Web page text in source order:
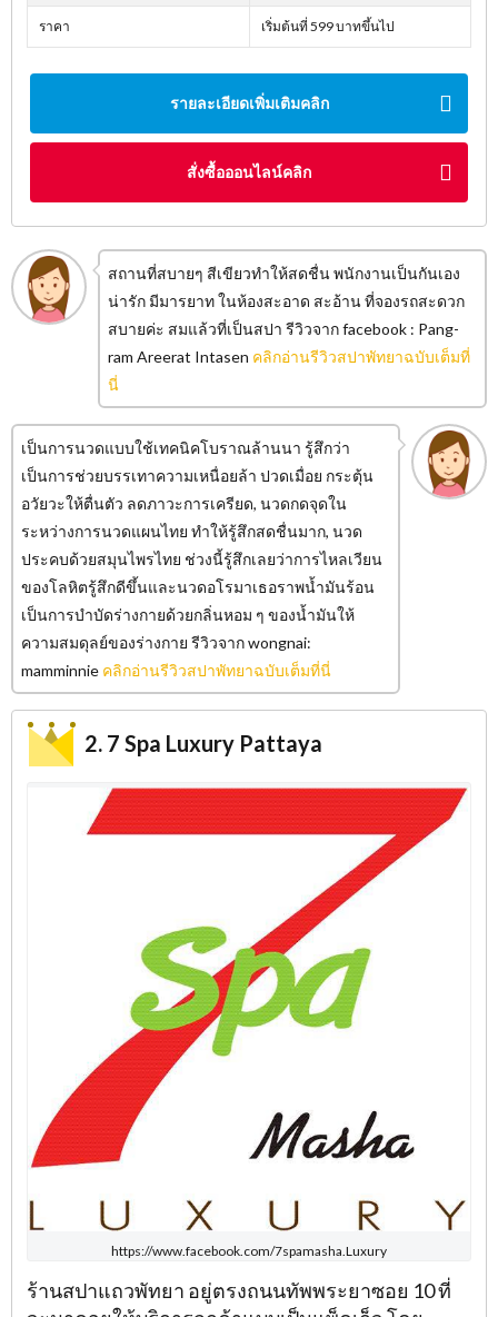
ราคา เริ่มต้นที่ 599 บาทขึ้นไป
รายละเอียดเพิ่มเติมคลิก
สั่งซื้อออนไลน์คลิก
สถานที่สบายๆ สีเขียวทำให้สดชื่น พนักงานเป็นกันเอง
น่ารัก มีมารยาท ในห้องสะอาด สะอ้าน ที่จองรถสะดวก
สบายค่ะ สมแล้วที่เป็นสปา รีวิวจาก facebook : Pang-
ram Areerat Intasen คลิกอ่านรีวิวสปาพัทยาฉบับเต็มที่
นี่
เป็นการนวดแบบใช้เทคนิคโบราณล้านนา รู้สึกว่า
เป็นการช่วยบรรเทาความเหนื่อยล้า ปวดเมื่อย กระตุ้น
อวัยวะให้ตื่นตัว ลดภาวะการเครียด, นวดกดจุดใน
ระหว่างการนวดแผนไทย ทำให้รู้สึกสดชื่นมาก, นวด
ประคบด้วยสมุนไพรไทย ช่วงนี้รู้สึกเลยว่าการไหลเวียน
ของโลหิตรู้สึกดีขึ้นและนวดอโรมาเธอราพน้ำมันร้อน
เป็นการบำบัดร่างกายด้วยกลิ่นหอม ๆ ของน้ำมันให้
ความสมดุลย์ของร่างกาย รีวิวจาก wongnai:
mamminnie คลิกอ่านรีวิวสปาพัทยาฉบับเต็มที่นี่
2. 7 Spa Luxury Pattaya
https://www.facebook.com/7spamasha.Luxury
ร้านสปาแถวพัทยา อยู่ตรงถนนทัพพระยาซอย 10 ที่